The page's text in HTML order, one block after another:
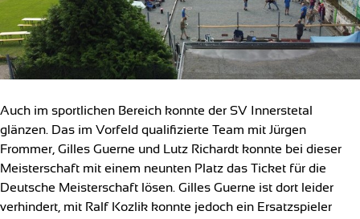
Auch im sportlichen Bereich konnte der SV Innerstetal
glänzen. Das im Vorfeld qualifizierte Team mit Jürgen
Frommer, Gilles Guerne und Lutz Richardt konnte bei dieser
Meisterschaft mit einem neunten Platz das Ticket für die
Deutsche Meisterschaft lösen. Gilles Guerne ist dort leider
verhindert, mit Ralf Kozlik konnte jedoch ein Ersatzspieler